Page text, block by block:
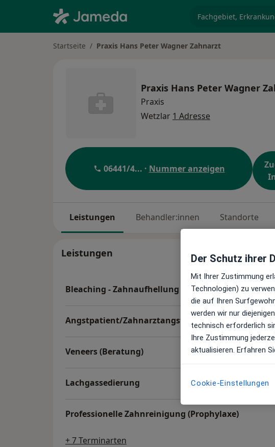
Startseite Praxis Hans Peter Wagner Zahnarzt
Praxis Hans Peter Wagner
Praxis
Wetzlar 1 Adresse
06441/4... · Nummer anzeigen
Leistungen Behandler:innen Standorte
Leistungen
Bleaching - Zahnaufhellung (Beratung)
Angstpatient/Zahnarztangst
Veneers (Beratung)
Lachgassedierung
Professionelle Zahnreinigung (Prophylaxe)
+ 7 Terminarten
Der Schutz ihrer
Mit Ihrer Zustimmung
Technologien) zu
die auf Ihren
werden wir nur
technisch erforderlich
Ihre Zustimmung
aktualisieren. Erfahren
Cookie-Einstellungen